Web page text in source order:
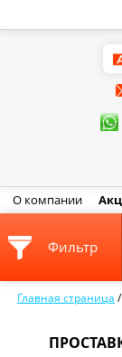
О компании
Главная страница /
Фильтр